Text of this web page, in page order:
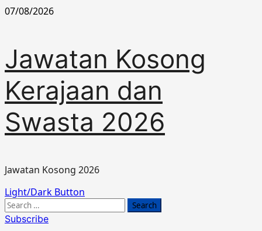
Skip
07/08/2026
Jawatan Kosong
Kerajaan dan
Swasta 2026
Jawatan Kosong 2026
Primary
Menu
Light/Dark Button
Search
for:
Subscribe